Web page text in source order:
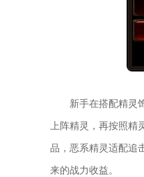
新手在搭配精灵
上阵精灵，再按照
品，恶系精灵适配追
来的战力收益。